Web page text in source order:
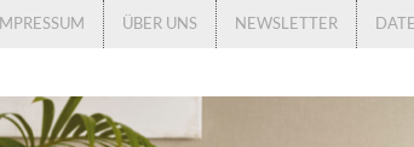
IMPRESSUM ÜBER UNS NEWSLETTER